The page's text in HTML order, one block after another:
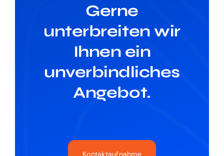
Gerne
unterbreiten wir
Ihnen ein
unverbindliches
Angebot.
Kontaktaufnahme